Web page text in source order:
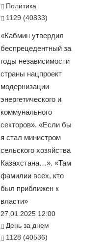
Политика
1129 (40833)
«Кабмин утвердил
беспрецедентный за
годы независимости
страны нацпроект
модернизации
энергетического и
коммунального
секторов». «Если бы
я стал министром
сельского хозяйства
Казахстана…». «Там
фамилии всех, кто
был приближен к
власти»
27.01.2025 12:00
День за днем
1128 (40536)